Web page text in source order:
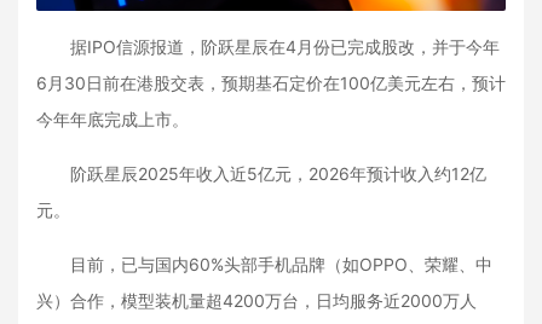
据IPO信源报道，阶跃星辰在4月份已完成股改，并于今年
6月30日前在港股交表，预期基石定价在100亿美元左右，预计
今年年底完成上市。
阶跃星辰2025年收入近5亿元，2026年预计收入约12亿
元。
目前，已与国内60%头部手机品牌（如OPPO、荣耀、中
兴）合作，模型装机量超4200万台，日均服务近2000万人